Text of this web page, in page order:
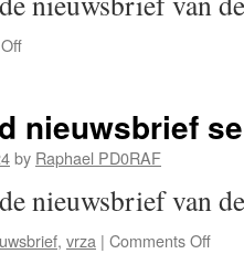
on
Januari
2025
nieuwsbrief
by Raphael PD0RAF
nieuwsbrief van
, vrza | Comments Offon